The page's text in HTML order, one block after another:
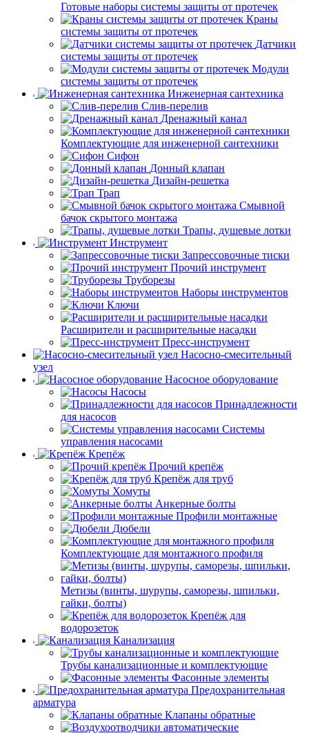
Готовые наборы системы защиты от протечек
Краны
системы защиты от протечек
Датчики
системы защиты от протечек
Модули
системы защиты от протечек
Инженерная сантехника
Слив-перелив
Дренажный канал
Комплектующие для инженерной сантехники
Сифон
Донный клапан
Дизайн-решетка
Трап
Смывной
бачок скрытого монтажа
Трапы, душевые лотки
Инструмент
Запрессовочные тиски
Прочий инструмент
Труборезы
Наборы инструментов
Ключи
Расширители и расширительные насадки
Пресс-инструмент
Насосно-смесительный
узел
Насосное оборудование
Насосы
Принадлежности
для насосов
Системы
управления насосами
Крепёж
Прочий крепёж
Крепёж для труб
Хомуты
Анкерные болты
Профили монтажные
Дюбели
Комплектующие для монтажного профиля
Метизы (винты, шурупы, саморезы, шпильки,
гайки, болты)
Крепёж для
водорозеток
Канализация
Трубы канализационные и комплектующие
Фасонные элементы
Предохранительная
арматура
Клапаны обратные